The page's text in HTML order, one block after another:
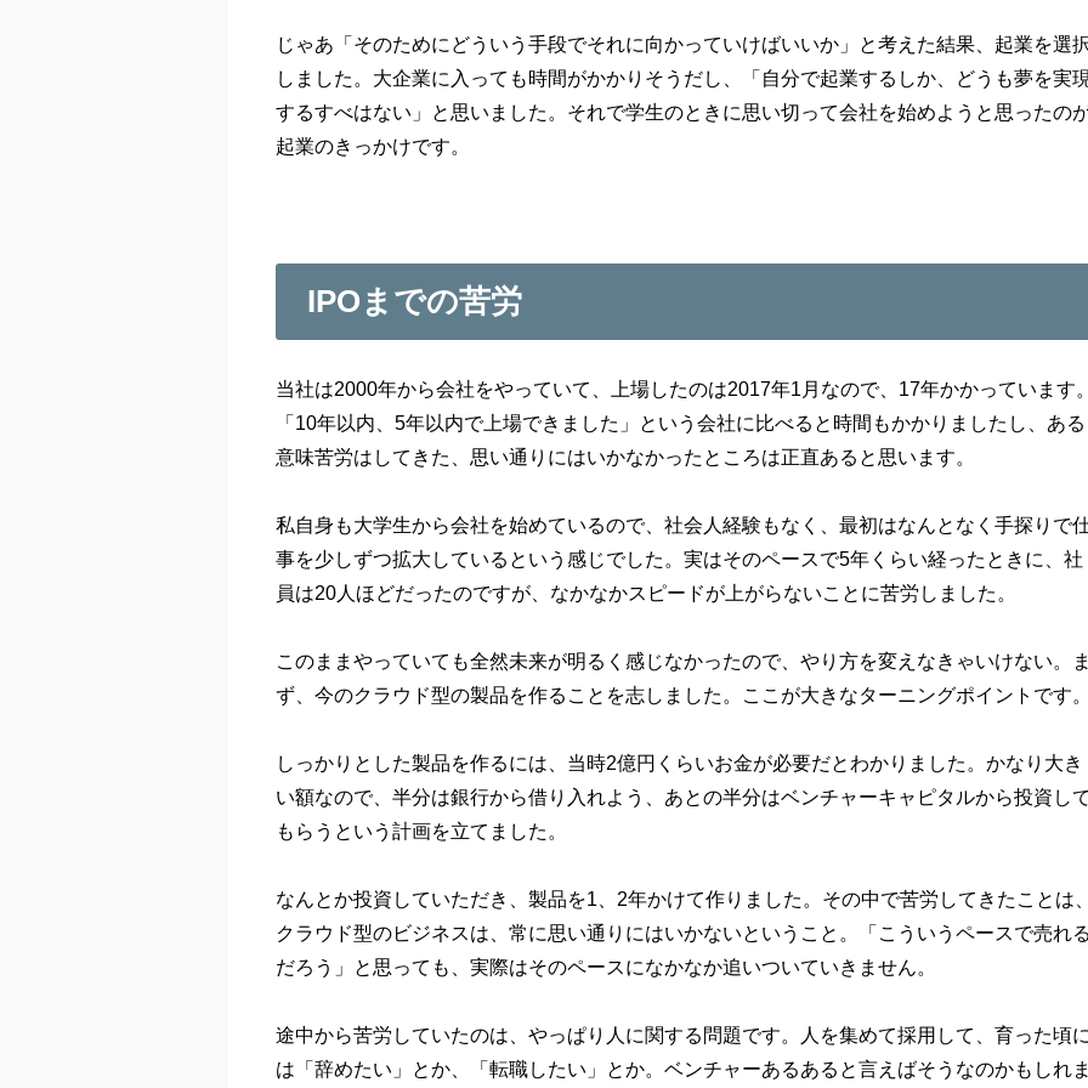
じゃあ「そのためにどういう手段でそれに向かっていけばいいか」と考えた結果、起業を選
しました。大企業に入っても時間がかかりそうだし、「自分で起業するしか、どうも夢を実現
するすべはない」と思いました。それで学生のときに思い切って会社を始めようと思ったの
起業のきっかけです。
IPOまでの苦労
当社は2000年から会社をやっていて、上場したのは2017年1月なので、17年かかっています。
「10年以内、5年以内で上場できました」という会社に比べると時間もかかりましたし、ある
意味苦労はしてきた、思い通りにはいかなかったところは正直あると思います。
私自身も大学生から会社を始めているので、社会人経験もなく、最初はなんとなく手探りで
事を少しずつ拡大しているという感じでした。実はそのペースで5年くらい経ったときに、社
員は20人ほどだったのですが、なかなかスピードが上がらないことに苦労しました。
このままやっていても全然未来が明るく感じなかったので、やり方を変えなきゃいけない。ま
ず、今のクラウド型の製品を作ることを志しました。ここが大きなターニングポイントです。
しっかりとした製品を作るには、当時2億円くらいお金が必要だとわかりました。かなり大き
い額なので、半分は銀行から借り入れよう、あとの半分はベンチャーキャピタルから投資して
もらうという計画を立てました。
なんとか投資していただき、製品を1、2年かけて作りました。その中で苦労してきたことは、
クラウド型のビジネスは、常に思い通りにはいかないということ。「こういうペースで売れる
だろう」と思っても、実際はそのペースになかなか追いついていきません。
途中から苦労していたのは、やっぱり人に関する問題です。人を集めて採用して、育った頃に
は「辞めたい」とか、「転職したい」とか。ベンチャーあるあると言えばそうなのかもしれま